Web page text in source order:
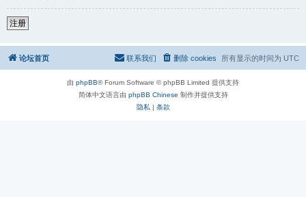
注册
论坛首页 所有显示的时间为 UTC
删除 cookies
联系我们
由 phpBB® Forum Software © phpBB Limited 提供支持
简体中文语言由 phpBB Chinese 制作并提供支持
隐私 | 条款